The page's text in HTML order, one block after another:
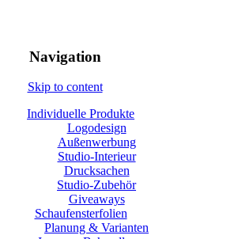
Navigation
Skip to content
Individuelle Produkte
Logodesign
Außenwerbung
Studio-Interieur
Drucksachen
Studio-Zubehör
Giveaways
Schaufensterfolien
Planung & Varianten